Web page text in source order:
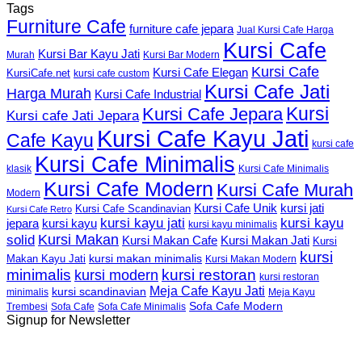
Tags
Furniture Cafe furniture cafe jepara Jual Kursi Cafe Harga
Murah Kursi Bar Kayu Jati Kursi Bar Modern Kursi Cafe
KursiCafe.net kursi cafe custom Kursi Cafe Elegan Kursi Cafe
Harga Murah Kursi Cafe Industrial Kursi Cafe Jati
Kursi cafe Jati Jepara Kursi Cafe Jepara Kursi
Cafe Kayu Kursi Cafe Kayu Jati kursi cafe
klasik Kursi Cafe Minimalis Kursi Cafe Minimalis
Modern Kursi Cafe Modern Kursi Cafe Murah
Kursi Cafe Retro Kursi Cafe Scandinavian Kursi Cafe Unik kursi jati
jepara kursi kayu kursi kayu jati kursi kayu minimalis kursi kayu
solid Kursi Makan Kursi Makan Cafe Kursi Makan Jati Kursi
Makan Kayu Jati kursi makan minimalis Kursi Makan Modern kursi
minimalis kursi modern kursi restoran kursi restoran
minimalis kursi scandinavian Meja Cafe Kayu Jati Meja Kayu
Trembesi Sofa Cafe Sofa Cafe Minimalis Sofa Cafe Modern
Signup for Newsletter